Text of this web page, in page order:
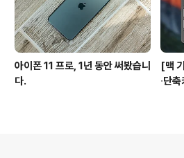
아이폰 11 프로, 1년 동안 써봤습니
다.
[맥
∙단